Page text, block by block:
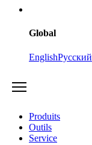
Global
EnglishРусский
Produits
Outils
Service